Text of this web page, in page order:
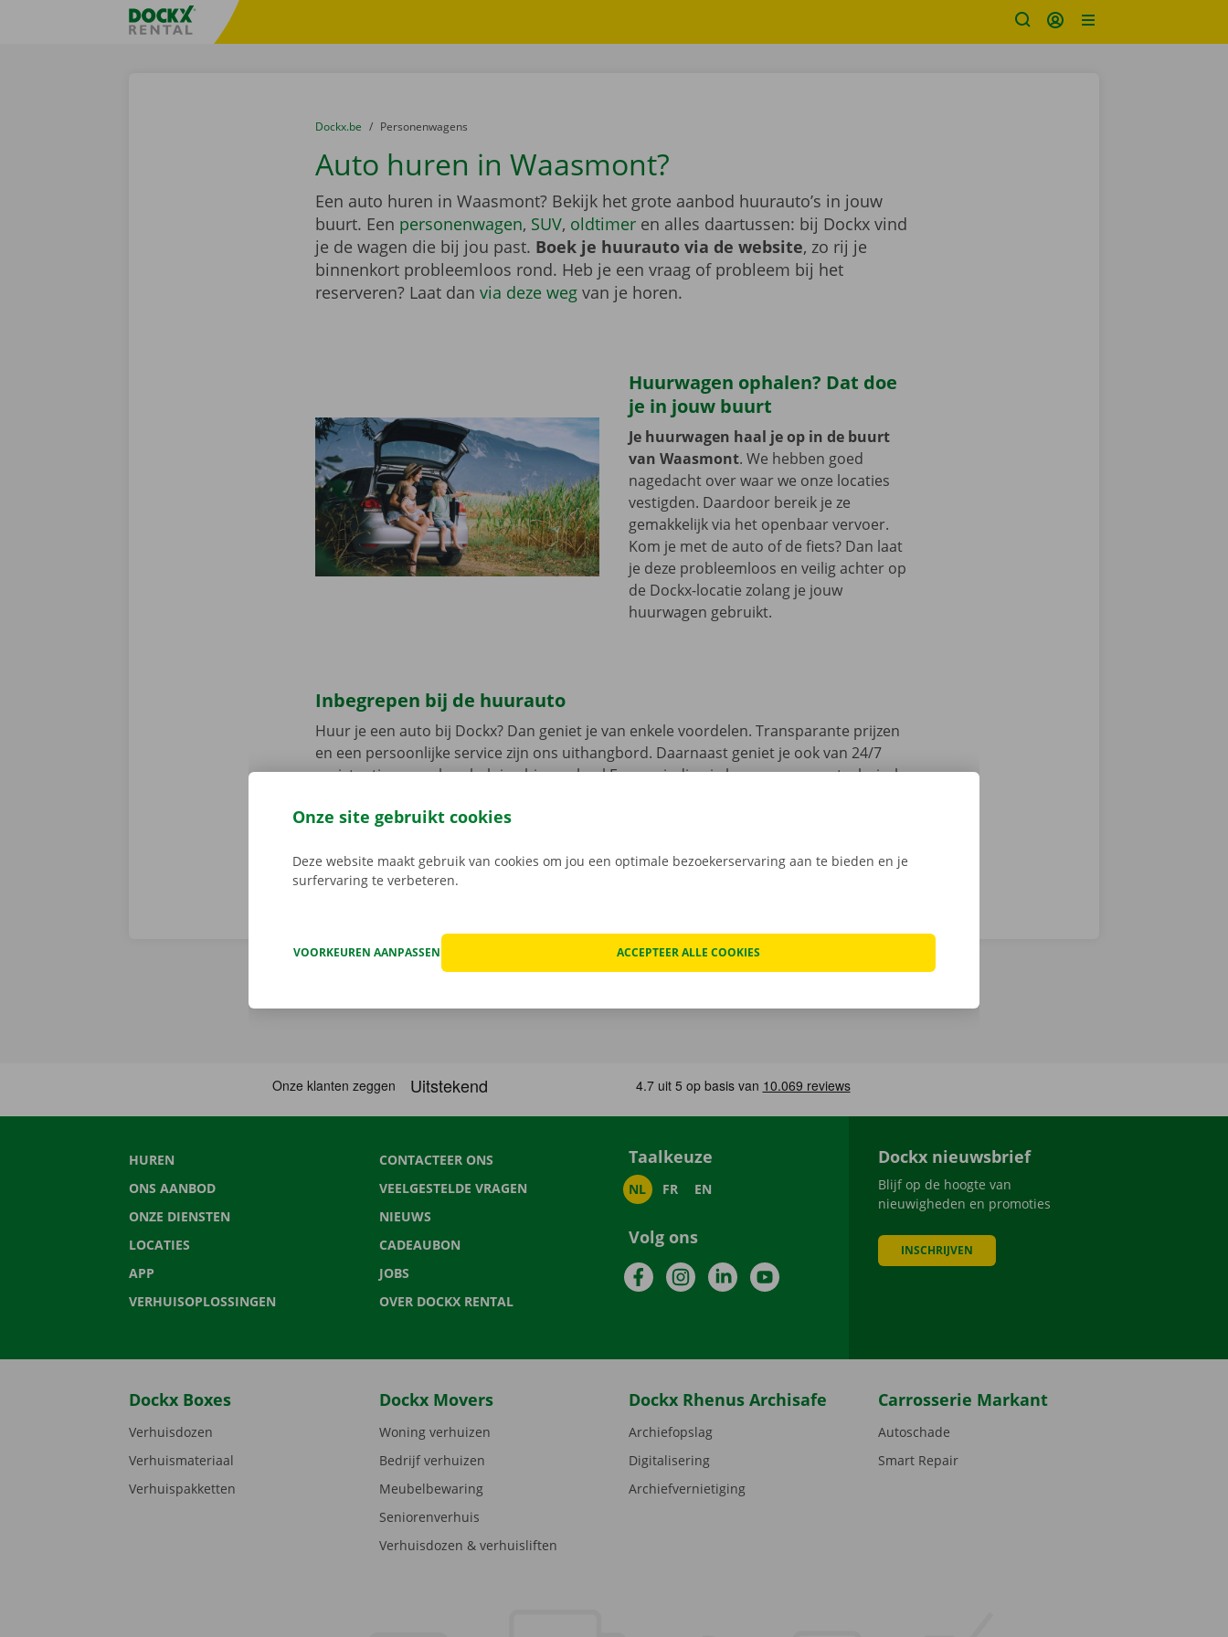
Taalselectie overslaanFratello DEMO
U bevindt zich hier:
van
Dockx.be naar
Personenwagens
Auto huren in Waasmont?
Een auto huren in Waasmont? Bekijk het grote aanbod huurauto’s in jouw
buurt. Een personenwagen, SUV, oldtimeren alles daartussen: bij Dockx vind
je de wagen die bij jou past. Boek je huurauto via de website, zo rij je
binnenkort probleemloos rond. Heb je een vraag of probleem bij het
reserveren? Laat dan via deze wegvan je horen.
Huurwagen ophalen? Dat doe
je in jouw buurt
Je huurwagen haal je op in de buurt
van Waasmont. We hebben goed
nagedacht over waar we onze locaties
vestigden. Daardoor bereik je ze
gemakkelijk via het openbaar vervoer.
Kom je met de auto of de fiets? Dan laat
je deze probleemloos en veilig achter op
de Dockx-locatie zolang je jouw
huurwagen gebruikt.
Inbegrepen bij de huurauto
Huur je een auto bij Dockx? Dan geniet je van enkele voordelen. Transparante prijzen
en een persoonlijke service zijn ons uithangbord. Daarnaast geniet je ook van 24/7
assistentie en pechverhelping binnen heel Europa indien je huurwagen een technische
HUREN
ONS AANBOD
ONZE DIENSTEN
LOCATIES
APP
VERHUISOPLOSSINGEN
CONTACTEER ONS
VEELGESTELDE VRAGEN
NIEUWS
CADEAUBON
JOBS
OVER DOCKX RENTAL
Taalkeuze
NL FR EN
Volg ons
FacebookInstagramLinkedInYouTube
Dockx nieuwsbrief
Blijf op de hoogte van
nieuwigheden en promoties
INSCHRIJVEN
Dockx Boxes
Verhuisdozen
Verhuismateriaal
Verhuispakketten
Dockx Movers
Woning verhuizen
Bedrijf verhuizen
Meubelbewaring
Seniorenverhuis
Verhuisdozen & verhuisliften
Dockx Rhenus Archisafe
Archiefopslag
Digitalisering
Archiefvernietiging
Carrosserie Markant
Autoschade
Smart Repair
Onze site gebruikt cookies
Deze website maakt gebruik van cookies om jou een optimale bezoekerservaring aan te bieden en je
surfervaring te verbeteren.
VOORKEUREN AANPASSEN ACCEPTEER ALLE COOKIES